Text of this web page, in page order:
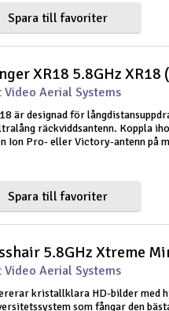
Spara till favoriter
Video Aerial Systems
är designad för
räckviddsantenn. Koppla
Ion Pro- eller Victory-antenn på
Spara till favoriter
Video Aerial Systems
kristallklara HD-bilder med
som fångar den